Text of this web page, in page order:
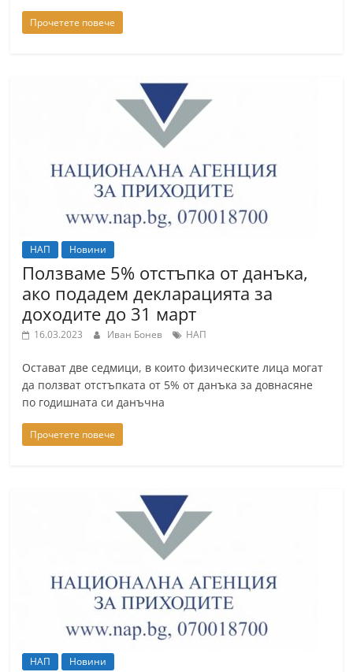
Прочетете повече
НАП Новини
Ползваме 5% отстъпка от данъка,
ако подадем декларацията за
доходите до 31 март
16.03.2023 Иван Бонев НАП
Остават две седмици, в които физическите лица могат
да ползват отстъпката от 5% от данъка за довнасяне
по годишната си данъчна
Прочетете повече
НАП Новини